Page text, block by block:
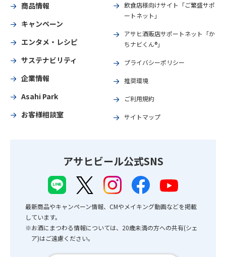
商品情報
キャンペーン
エンタメ・レシピ
サステナビリティ
企業情報
Asahi Park
お客様相談室
飲食店様向けサイト「ご繁盛サポ
ートネット」
アサヒ酒販店サポートネット「か
ちナビくん®」
プライバシーポリシー
推奨環境
ご利用規約
サイトマップ
アサヒビール公式SNS
最新商品やキャンペーン情報、CMやメイキング動画などを掲載
しています。
※お酒にまつわる情報については、20歳未満の方への共有(シェ
ア)はご遠慮ください。